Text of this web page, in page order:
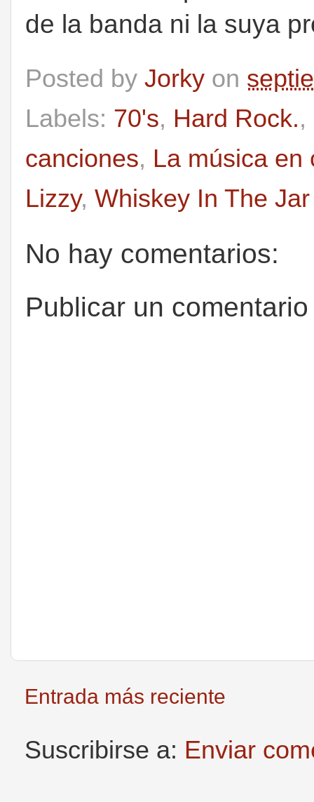
de la banda ni la suya
Posted by Jorky on
Labels: 70's, Hard Rock.,
canciones, La música en
Lizzy, Whiskey In The Jar
No hay comentarios:
Publicar un comentario
Entrada más reciente
Suscribirse a: Enviar